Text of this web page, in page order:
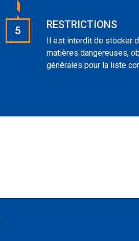
5 RESTRICTIONS
Il est interdit de stocker
matières dangereuses,
générales pour la liste